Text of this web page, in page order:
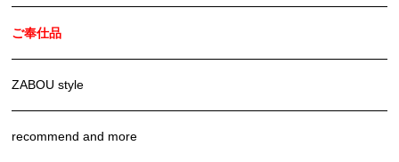
ご奉仕品
ZABOU style
recommend and more